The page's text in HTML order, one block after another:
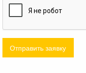
Отправить заявку